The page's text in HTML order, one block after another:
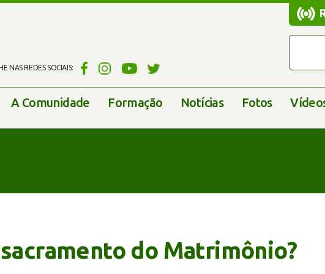
NAS REDES SOCIAIS:
A Comunidade Formação Notícias Fotos
do Matrimônio?